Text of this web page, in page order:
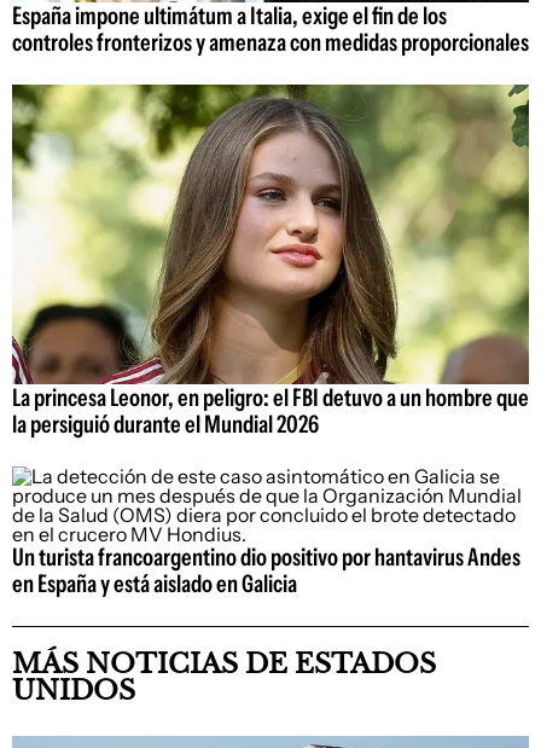
España impone ultimátum a Italia, exige el fin de los
controles fronterizos y amenaza con medidas proporcionales
La princesa Leonor, en peligro: el FBI detuvo a un hombre que
la persiguió durante el Mundial 2026
Un turista francoargentino dio positivo por hantavirus Andes
en España y está aislado en Galicia
MÁS NOTICIAS DE ESTADOS
UNIDOS